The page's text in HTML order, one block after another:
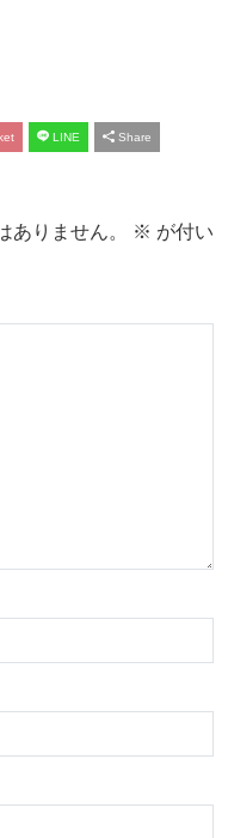
LINE Share
ありません。 ※ が付い